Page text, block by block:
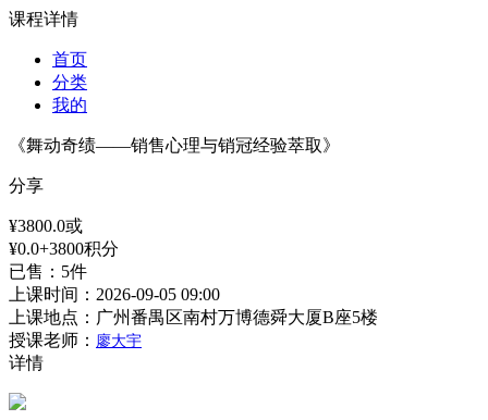
课程详情
首页
分类
我的
《舞动奇绩——销售心理与销冠经验萃取》
分享
¥3800.0或
¥0.0+3800积分
已售：5件
上课时间： 2026-09-05 09:00
上课地点： 广州番禺区南村万博德舜大厦B座5楼
授课老师： 廖大宇
详情